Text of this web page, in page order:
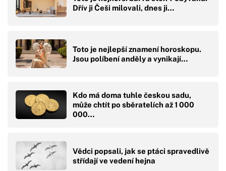
Dřív ji Češi milovali, dnes ji…
Toto je nejlepší znamení horoskopu.
Jsou políbení anděly a vynikají…
Kdo má doma tuhle českou sadu,
může chtít po sběratelích až 1 000
000…
Vědci popsali, jak se ptáci spravedlivě
střídají ve vedení hejna